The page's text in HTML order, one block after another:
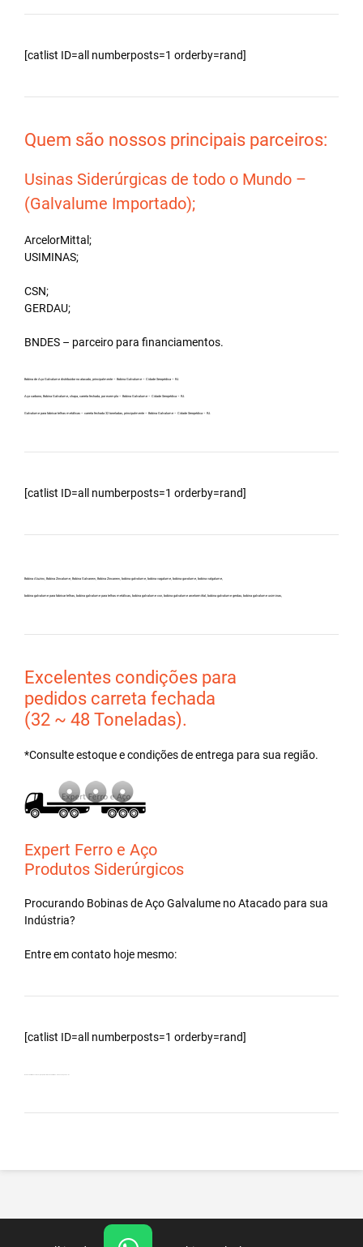
[catlist ID=all numberposts=1 orderby=rand]
Quem são nossos principais parceiros:
Usinas Siderúrgicas de todo o Mundo –
(Galvalume Importado);
ArcelorMittal;
USIMINAS;
CSN;
GERDAU;
BNDES – parceiro para financiamentos.
Bobina de Aço Galvalume distribuidor no atacado, principalmente – Bobina Galvalume – Cidade Seropédica – RJ.
Aço carbono, Bobina Galvalume, chapa, carreta fechada, por exemplo – Bobina Galvalume – Cidade Seropédica – RJ.
Galvalume para fabricar telhas metálicas – carreta fechada 32 toneladas, principalmente – Bobina Galvalume – Cidade Seropédica – RJ.
[catlist ID=all numberposts=1 orderby=rand]
Bobina Aluzinc, Bobina Zincalume, Bobina Galvanew, Bobina Zincanew, bobina galvolume, bobina vagalume, bobina gavolume, bobina valgalume,
bobina galvalume para fabricar telhas, bobina galvalume para telhas metálicas, bobina galvalume csn, bobina galvalume arcelormittal, bobina galvalume gerdau, bobina galvalume usiminas,
Excelentes condições para
pedidos carreta fechada
(32 ~ 48 Toneladas).
*Consulte estoque e condições de entrega para sua região.
Expert Ferro e Aço
Produtos Siderúrgicos
Procurando Bobinas deAço Galvalume noAtacado para sua
Indústria?
Entre em contato hoje mesmo:
[catlist ID=all numberposts=1 orderby=rand]